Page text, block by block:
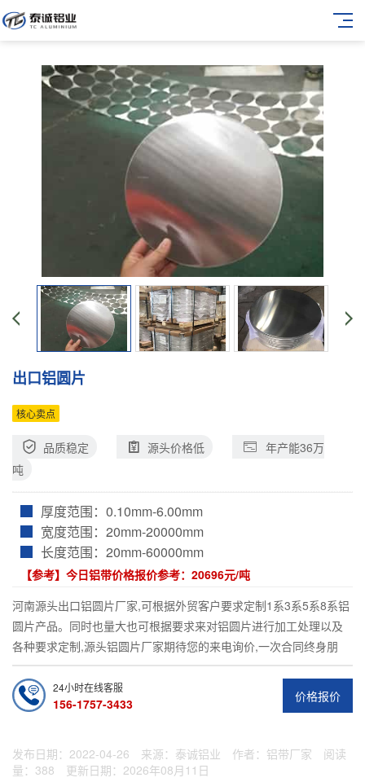
出口铝圆片
核心卖点
品质稳定 源头价格低
年产能36万
吨
厚度范围： 0.10mm-6.00mm
宽度范围： 20mm-20000mm
长度范围： 20mm-60000mm
【参考】今日铝带价格报价参考： 20696元/吨
河南源头出口铝圆片厂家,可根据外贸客户要求定制1系3系5系8系铝
圆片产品。同时也量大也可根据要求来对铝圆片进行加工处理以及
各种要求定制,源头铝圆片厂家期待您的来电询价,一次合同终身朋
友。
价格报价
24小时在线客服
156-1757-3433
发布日期：2022-04-26 来源：泰诚铝业 作者：铝带厂家
阅读
量：388
更新日期：2026年08月11日